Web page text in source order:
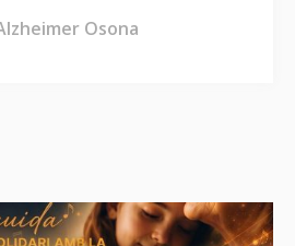
Osona